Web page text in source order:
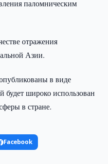
паломническим
отражения
Азии.
в виде
будет широко использован
в стране.
Facebook